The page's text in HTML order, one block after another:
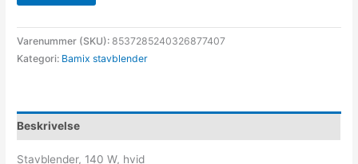
Varenummer (SKU):8537285240326877407
Kategori: Bamix stavblender
Beskrivelse
Stavblender, 140 W, hvid